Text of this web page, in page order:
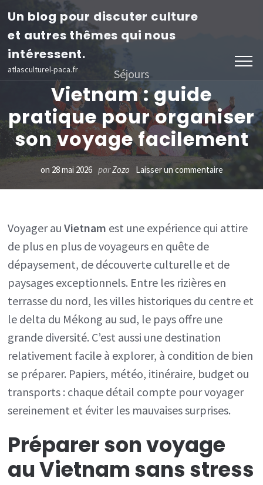
Aller
contenu
(Pressez
Entrée)
Un blog pour discuter culture
et autres thêmes qui nous
intéressent.
atlasculturel-paca.fr Séjours
Vietnam : guide
pratique pour organiser
son voyage facilement
on 28 mai 2026 parZozo Laisser un commentairesur
Vietnam
guide
pour
organiser
son
voyage
Voyager auVietnam est une expérience qui attire
de plus en plus de voyageurs en quête de
dépaysement, de découverte culturelle et de
paysages exceptionnels. Entre les rizières en
terrasse du nord, les villes historiques du centre et
le delta du Mékong au sud, le pays offre une
grande diversité. C’est aussi une destination
relativement facile à explorer, à condition de bien
se préparer. Papiers, météo, itinéraire, budget ou
transports : chaque détail compte pour voyager
sereinement et éviter les mauvaises surprises.
Préparer son voyage
auVietnam sans stress